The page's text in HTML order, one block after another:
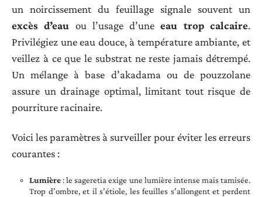
un noircissement du feuillage signale souvent un
excès d’eau ou l’usage d’uneeau trop calcaire.
Privilégiez une eau douce, à température ambiante, et
veillez à ce que le substrat ne reste jamais détrempé.
Un mélange à base d’akadama ou de pouzzolane
assure un drainage optimal, limitant tout risque de
pourriture racinaire.
Voici les paramètres à surveiller pour éviter les erreurs
courantes :
Lumière: le sageretia exige une lumière intense mais tamisée.
Trop d’ombre, et il s’étiole, les feuilles s’allongent et perdent